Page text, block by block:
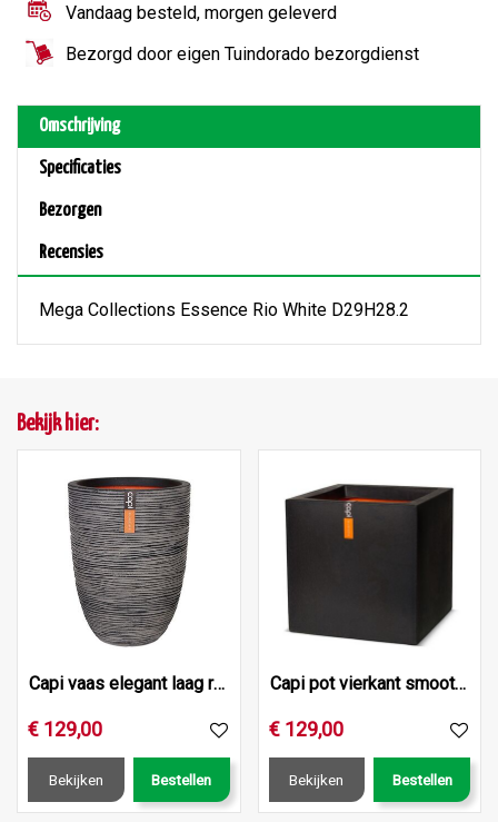
Vandaag besteld, morgen geleverd
Bezorgd door eigen Tuindorado bezorgdienst
Omschrijving
Specificaties
Bezorgen
Recensies
Mega Collections Essence Rio White D29H28.2
Bekijk hier:
Capi vaas elegant laag rib nl 46x58 antraciet
€ 129,00
Bekijken Bestellen
Capi pot vierkant smooth nl 50x50x50 zwart
€ 129,00
Bekijken Bestellen